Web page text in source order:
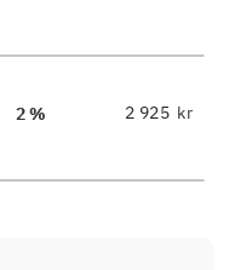
2 % kr